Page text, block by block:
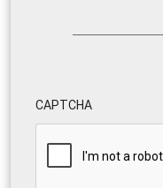
CAPTCHA